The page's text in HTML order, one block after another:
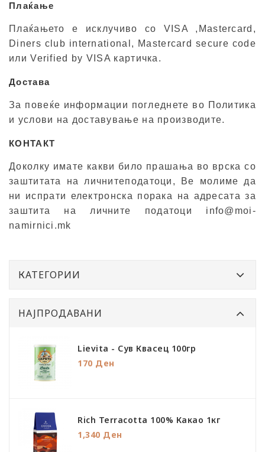
Плаќање
Плаќањето е исклучиво со VISA ,Mastercard,
Diners club international, Mastercard secure code
или Verified by VISA картичка.
Достава
За повеќе информации погледнете во Политика
и услови на доставување на производите.
КОНТАКТ
Доколку имате какви било прашања во врска со
заштитата на личнитеподатоци, Ве молиме да
ни испрати електронска порака на адресата за
заштита на личните податоци info@moi-
namirnici.mk
КАТЕГОРИИ
НАЈПРОДАВАНИ
Lievita - Сув Квасец 100гр
170 Ден
Rich Terracotta 100% Какао 1кг
1,340 Ден